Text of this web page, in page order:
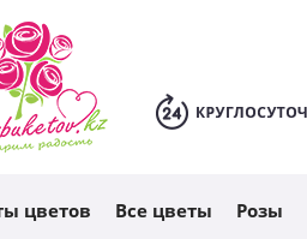
цветов Все цветы Розы